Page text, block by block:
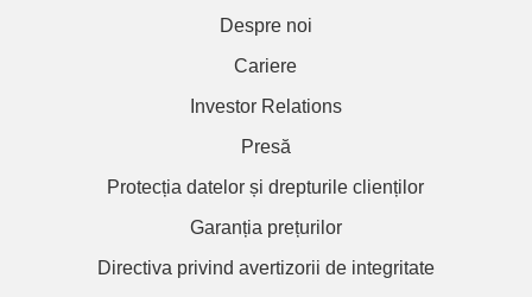
Despre noi
Cariere
Investor Relations
Presă
Protecția datelor și drepturile clienților
Garanția prețurilor
Directiva privind avertizorii de integritate